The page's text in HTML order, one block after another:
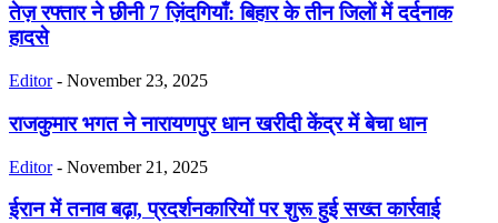
तेज़ रफ्तार ने छीनी 7 ज़िंदगियाँ: बिहार के तीन जिलों में दर्दनाक
हादसे
Editor - November 23, 2025
राजकुमार भगत ने नारायणपुर धान खरीदी केंद्र में बेचा धान
Editor - November 21, 2025
ईरान में तनाव बढ़ा, प्रदर्शनकारियों पर शुरू हुई सख्त कार्रवाई